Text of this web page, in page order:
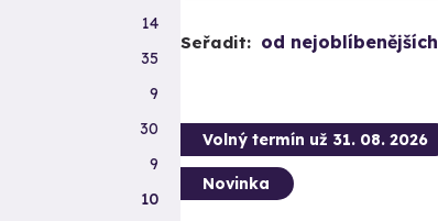
Seřadit: od nejoblíbenějších
Volný termín už 31. 08. 2026
Novinka
14
35
9
30
9
10